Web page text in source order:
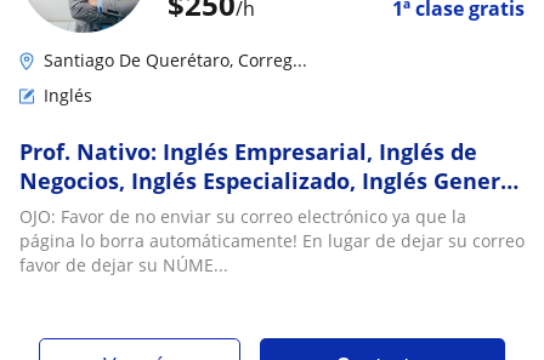
/h 1ª clase gratis
Santiago De Querétaro, Correg...
Inglés
Prof. Nativo: Inglés Empresarial, Inglés de
Negocios, Inglés Especializado, Inglés General
e Inglés Básico. clases conversacionales
OJO: Favor de no enviar su correo electrónico ya que la
página lo borra automáticamente! En lugar de dejar su correo
favor de dejar su NÚME...